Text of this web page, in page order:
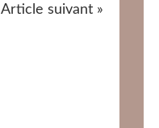
Article suivant »